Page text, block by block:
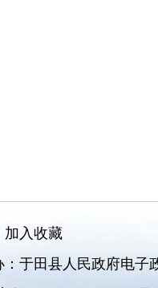
加入收藏
于田县人民政府电子